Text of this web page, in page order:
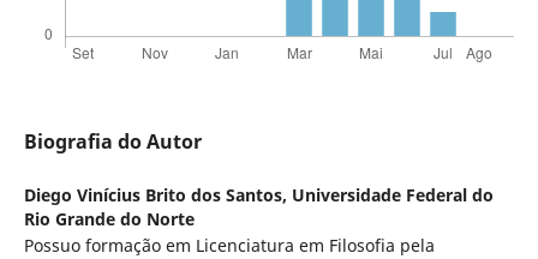
Biografia do Autor
Diego Vinícius Brito dos Santos, Universidade Federal do
Rio Grande do Norte
Possuo formação em Licenciatura em Filosofia pela